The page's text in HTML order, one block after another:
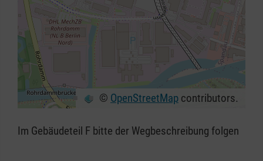
⇧
© OpenStreetMap contributors.
Im Gebäudeteil F bitte der Wegbeschreibung folgen